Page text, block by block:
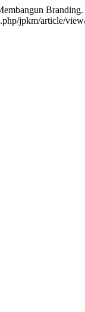
Branding.
jpkm/article/